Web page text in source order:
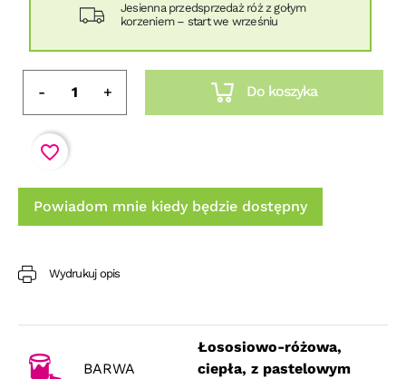
Jesienna przedsprzedaż róż z gołym
korzeniem – start we wrześniu
Do koszyka
- +
favorite_border
Powiadom mnie kiedy będzie dostępny
Wydrukuj opis
BARWA
Łososiowo-różowa,
ciepła, z pastelowym